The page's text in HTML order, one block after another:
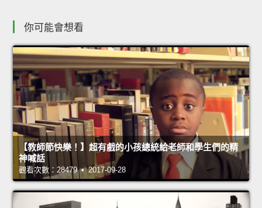
你可能會想看
【教師節快樂！】超有戲的小孩總統給老師和學生們的精
神喊話
觀看次數：28479 • 2017-09-28